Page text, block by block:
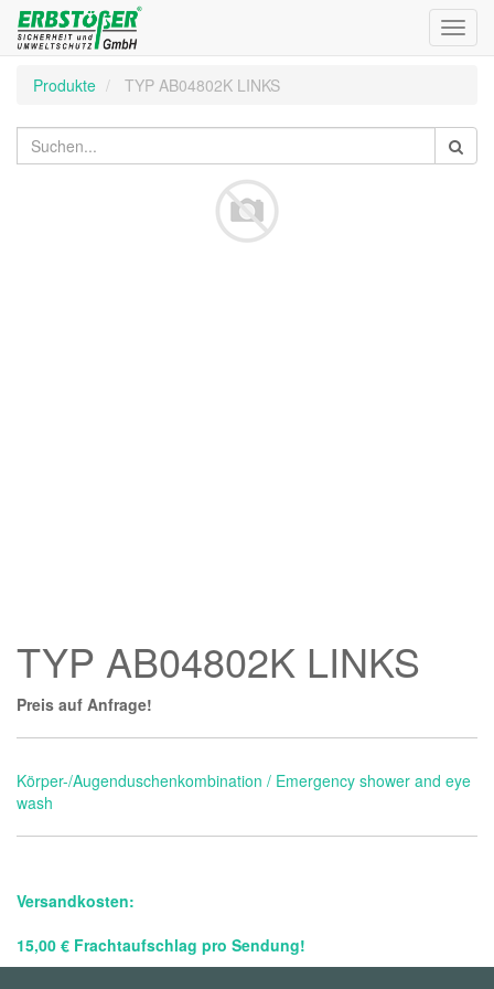
Produkte
TYP AB04802K LINKS
TYP AB04802K LINKS
Preis auf Anfrage!
Körper-/Augenduschenkombination / Emergency shower and eye
wash
Versandkosten:
15,00 € Frachtaufschlag pro Sendung!